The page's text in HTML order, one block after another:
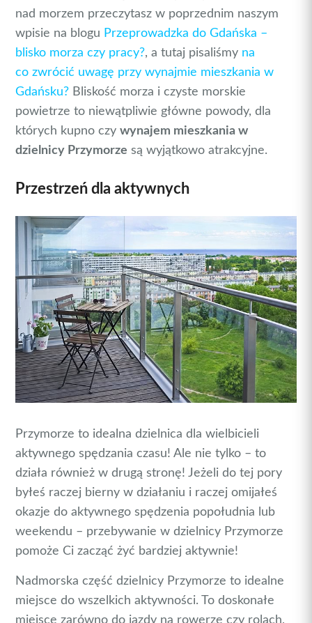
nad morzem przeczytasz w poprzednim naszym
wpisie na blogu Przeprowadzka do Gdańska –
blisko morza czy pracy?, a tutaj pisaliśmy na
co zwrócić uwagę przy wynajmie mieszkania w
Gdańsku? Bliskość morza i czyste morskie
powietrze to niewątpliwie główne powody, dla
których kupno czywynajem mieszkania w
dzielnicy Przymorze są wyjątkowo atrakcyjne.
Przestrzeń dla aktywnych
Przymorze to idealna dzielnica dla wielbicieli
aktywnego spędzania czasu! Ale nie tylko – to
działa również w drugą stronę! Jeżeli do tej pory
byłeś raczej bierny w działaniu i raczej omijałeś
okazje do aktywnego spędzenia popołudnia lub
weekendu – przebywanie w dzielnicy Przymorze
pomoże Ci zacząć żyć bardziej aktywnie!
Nadmorska część dzielnicy Przymorze to idealne
miejsce do wszelkich aktywności. To doskonałe
miejsce zarówno do jazdy na rowerze czy rolach,